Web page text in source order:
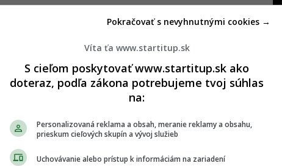
opatrenia platformy
Víta ťa www.startitup.sk
S cieľom poskytovať www.startitup.sk ako
doteraz, podľa zákona potrebujeme tvoj súhlas
na:
Personalizovaná reklama a obsah, meranie reklamy a obsahu,
prieskum cieľových skupín a vývoj služieb
Uchovávanie alebo prístup k informáciám na zariadení
Pokračovať s nevyhnutnými cookies →